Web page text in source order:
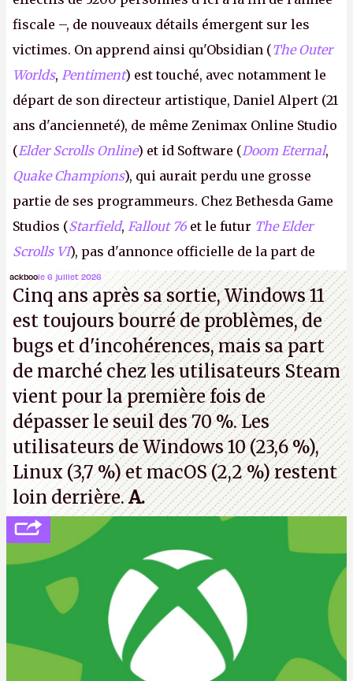
fiscale –, de nouveaux détails émergent sur les
victimes. On apprend ainsi qu'Obsidian (The Outer
Worlds, Pentiment) est touché, avec notamment le
départ de son directeur artistique, Daniel Alpert (21
ans d'ancienneté), de même Zenimax Online Studio
(Elder Scrolls Online) et id Software (Doom Eternal,
Quake Champions), qui aurait perdu une grosse
partie de ses programmeurs. Chez Bethesda Game
Studios (Starfield, Fallout 76 et le futur The Elder
Scrolls VI), pas d'annonce officielle de la part de
Microsoft, mais le syndicat des employés confirme
de nombreux licenciements.A.
ackboole 6 juillet 2026
Cinq ans après sa sortie, Windows 11
est toujours bourré de problèmes, de
bugs et d'incohérences, mais sa part
de marché chez les utilisateurs Steam
vient pour la première fois de
dépasser le seuil des 70 %. Les
utilisateurs de Windows 10 (23,6 %),
Linux (3,7 %) et macOS (2,2 %) restent
loin derrière.A.